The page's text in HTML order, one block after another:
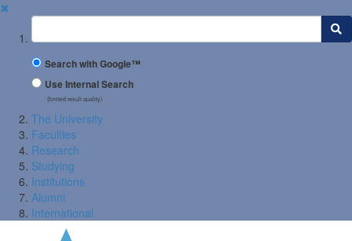
✖
Suchbegriff
Search with Google™
Use Internal Search
(limited result quality)
The University
Faculties
Research
Studying
Institutions
Alumni
International